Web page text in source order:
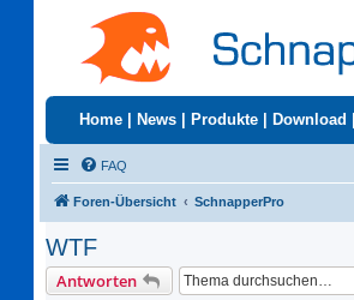
Home News Produkte Download
FAQ
Foren-Übersicht SchnapperPro
WTF
Antworten